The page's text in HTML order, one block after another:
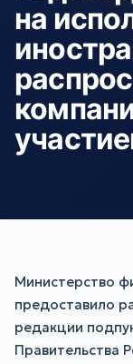
на
Министерство
предоставило
редакции
Правительства